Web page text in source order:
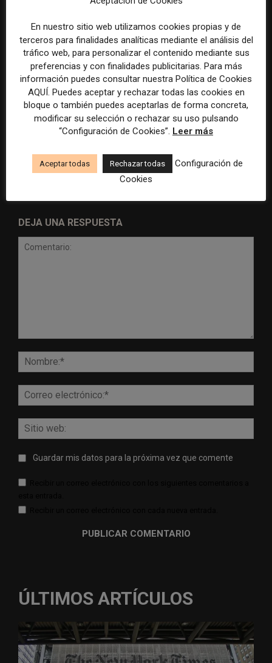
Radio Televisión Madrid
establece un sistema de
control para el uso de la
ADEPA crea un premio
especial para la mejor
cobertura periodística del
DEJA UNA RESPUESTA
Guardar mis datos para la próxima vez que comente
ÚLTIMOS ARTÍCULOS
En nuestro sitio web utilizamos cookies propias y de
terceros para finalidades analíticas mediante el análisis del
tráfico web, para personalizar el contenido mediante sus
preferencias y con finalidades publicitarias. Para más
información puedes consultar nuestra Política de Cookies
AQUÍ. Puedes aceptar y rechazar todas las cookies en
bloque o también puedes aceptarlas de forma concreta,
modificar su selección o rechazar su uso pulsando
“Configuración de Cookies”. Leer más
Aceptar todas Rechazar todas
Configuración de
Cookies